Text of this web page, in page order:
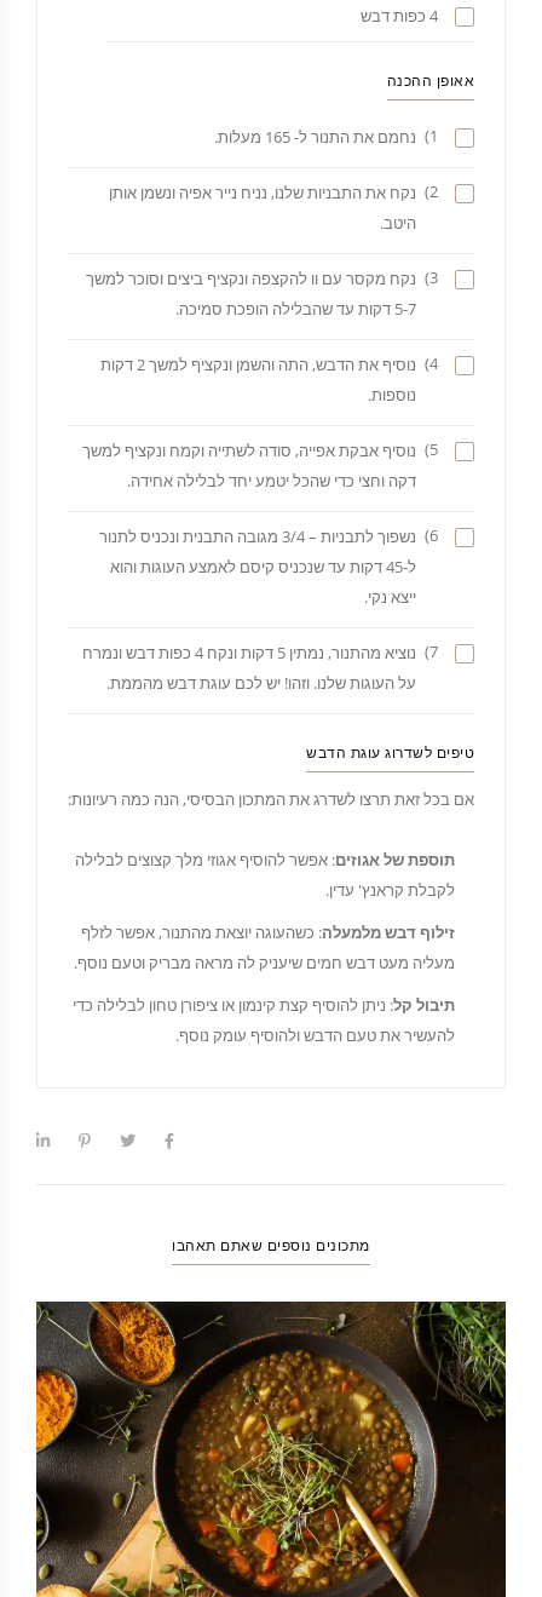
4 כפות דבש
אאופן ההכנה
1) נחמם את התנור ל- 165 מעלות.
2)
נקח את התבניות שלנו, נניח נייר אפיה ונשמן אותן
היטב.
3)
נקח מקסר עם וו להקצפה ונקציף ביצים וסוכר למשך
5-7 דקות עד שהבלילה הופכת סמיכה.
4)
נוסיף את הדבש, התה והשמן ונקציף למשך 2 דקות
נוספות.
5)
נוסיף אבקת אפייה, סודה לשתייה וקמח ונקציף למשך
דקה וחצי כדי שהכל יטמע יחד לבלילה אחידה.
6)
נשפוך לתבניות – 3/4 מגובה התבנית ונכניס לתנור
ל-45 דקות עד שנכניס קיסם לאמצע העוגות והוא
ייצא נקי.
7)
נוציא מהתנור, נמתין 5 דקות ונקח 4 כפות דבש ונמרח
על העוגות שלנו. וזהו! יש לכם עוגת דבש מהממת.
טיפים לשדרוג עוגת הדבש
אם בכל זאת תרצו לשדרג את המתכון הבסיסי, הנה כמה רעיונות:
תוספת של אגוזים: אפשר להוסיף אגוזי מלך קצוצים לבלילה
לקבלת קראנץ' עדין.
זילוף דבש מלמעלה: כשהעוגה יוצאת מהתנור, אפשר לזלף
מעליה מעט דבש חמים שיעניק לה מראה מבריק וטעם נוסף.
תיבול קל: ניתן להוסיף קצת קינמון או ציפורן טחון לבלילה כדי
להעשיר את טעם הדבש ולהוסיף עומק נוסף.
מתכונים נוספים שאתם תאהבו